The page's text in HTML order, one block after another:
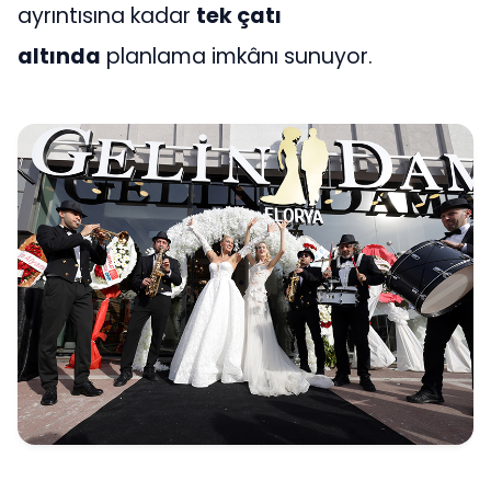
ayrıntısına kadar tek çatı
altında planlama imkânı sunuyor.